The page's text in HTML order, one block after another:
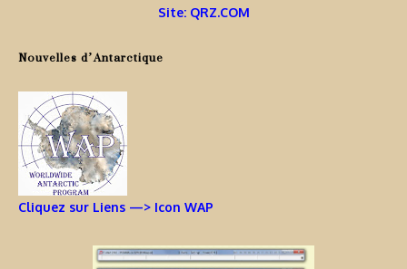
Site: QRZ.COM
Nouvelles d’Antarctique
Cliquez sur Liens —> Icon WAP